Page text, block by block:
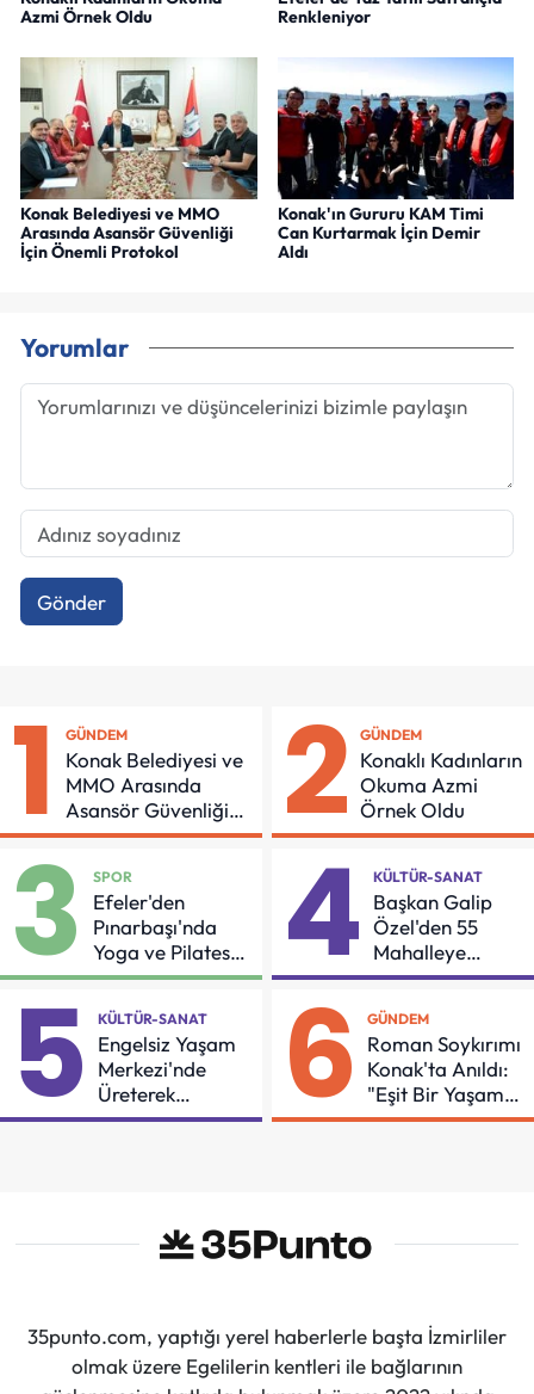
Azmi Örnek Oldu
Renkleniyor
Konak Belediyesi ve MMO
Arasında Asansör Güvenliği
İçin Önemli Protokol
Konak'ın Gururu KAM Timi
Can Kurtarmak İçin Demir
Aldı
Yorumlar
Gönder
1 GÜNDEM
Konak Belediyesi ve
MMO Arasında
Asansör Güvenliği
İçin Önemli Protokol
2 GÜNDEM
Konaklı Kadınların
Okuma Azmi
Örnek Oldu
3 SPOR
Efeler'den
Pınarbaşı'nda
Yoga ve Pilates
Buluşması
4 KÜLTÜR-SANAT
Başkan Galip
Özel'den 55
Mahalleye
Çocuk Şenliği
5 KÜLTÜR-SANAT
Engelsiz Yaşam
Merkezi'nde
Üreterek
Güçleniyorlar
6 GÜNDEM
Roman Soykırımı
Konak'ta Anıldı:
"Eşit Bir Yaşam
İçin Mücadeleyi
35punto.com, yaptığı yerel haberlerle başta İzmirliler
olmak üzere Egelilerin kentleri ile bağlarının